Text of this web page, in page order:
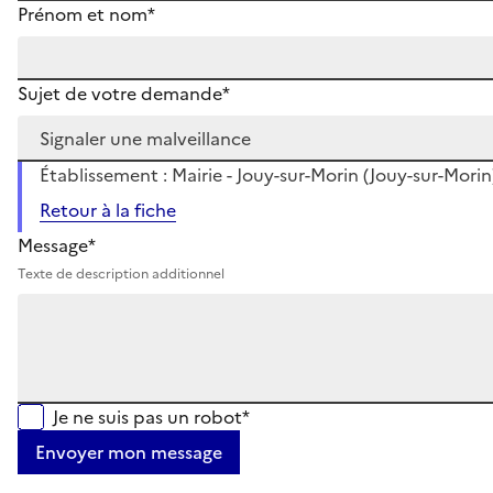
Prénom et nom*
Sujet de votre demande*
Établissement : Mairie - Jouy-sur-Morin (Jouy-sur-
Retour à la fiche
Message*
Texte de description additionnel
Je ne suis pas un robot*
Envoyer mon message